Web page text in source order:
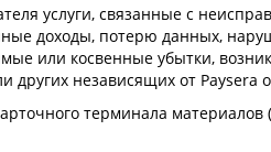
услуги, связанные с
доходы, потерю данных,
или косвенные убытки,
независящих от Paysera
терминала